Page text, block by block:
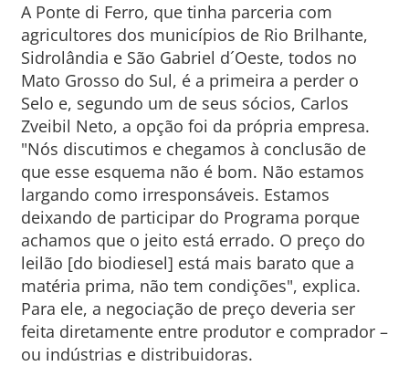
A Ponte di Ferro, que tinha parceria com
agricultores dos municípios de Rio Brilhante,
Sidrolândia e São Gabriel d´Oeste, todos no
Mato Grosso do Sul, é a primeira a perder o
Selo e, segundo um de seus sócios, Carlos
Zveibil Neto, a opção foi da própria empresa.
"Nós discutimos e chegamos à conclusão de
que esse esquema não é bom. Não estamos
largando como irresponsáveis. Estamos
deixando de participar do Programa porque
achamos que o jeito está errado. O preço do
leilão [do biodiesel] está mais barato que a
matéria prima, não tem condições", explica.
Para ele, a negociação de preço deveria ser
feita diretamente entre produtor e comprador –
ou indústrias e distribuidoras.